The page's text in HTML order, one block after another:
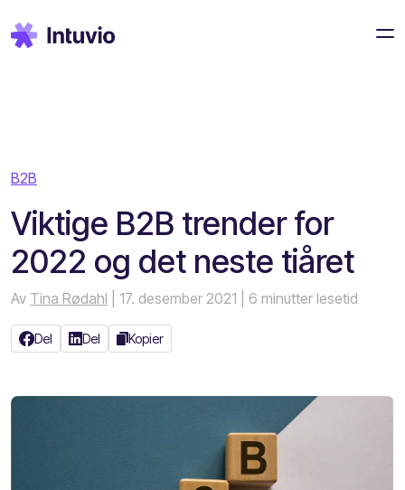
B2B
Viktige B2B trender for
2022 og det neste tiåret
Av Tina Rødahl | 17. desember 2021 | 6 minutter lesetid
Del Del Kopier